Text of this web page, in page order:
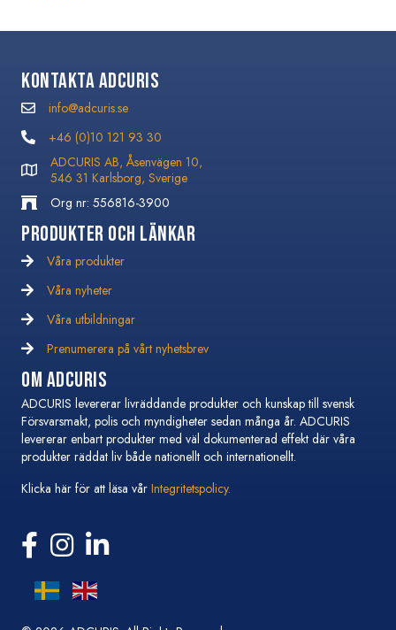
Kontakta Adcuris
info@adcuris.se
info@adcuris.se
+46 (0)10 121 93 30
+46 (0)10 121 93 30
ADCURIS AB, Åsenvägen 10,
546 31 Karlsborg, Sverige
Org nr: 556816-3900
Produkter och Länkar
Våra produkter
Våra nyheter
Våra nyheter
Våra utbildningar
Våra utbildningar
Prenumerera på vårt nyhetsbrev
Prenumerera på vårt nyhetsbrev
Om Adcuris
ADCURIS levererar livräddande produkter och kunskap till svensk
Försvarsmakt, polis och myndigheter sedan många år. ADCURIS
levererar enbart produkter med väl dokumenterad effekt där våra
produkter räddat liv både nationellt och internationellt.
Klicka här för att läsa vår Integritetspolicy.
Följ oss på Facebook
Följ oss på Instagram
Följ oss på Linkedin